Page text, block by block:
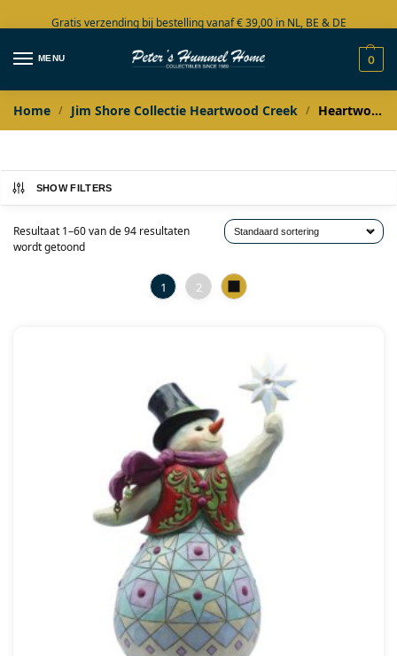
Gratis verzending bij bestelling vanaf € 39,00 in NL, BE & DE
Grote collectie in voorraad
MENU 0
Home / Jim Shore Collectie Heartwood Creek / Heartwood Creek by Jim Shore De Complete Collectie
SHOW FILTERS
Resultaat 1–60 van de 94 resultaten
wordt getoond
1 2